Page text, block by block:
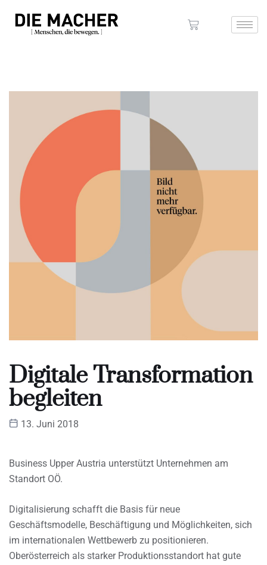
Digitale Transformation
begleiten
13. Juni 2018
Business Upper Austria unterstützt Unternehmen am
Standort OÖ.
Digitalisierung schafft die Basis für neue
Geschäftsmodelle, Beschäftigung und Möglichkeiten, sich
im internationalen Wettbewerb zu positionieren.
Oberösterreich als starker Produktionsstandort hat gute